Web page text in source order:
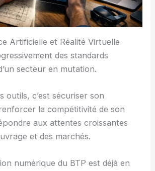
Artificielle et Réalité Virtuelle
des standards
secteur en mutation.
outils, c’est sécuriser son
la compétitivité de son
aux attentes croissantes
et des marchés.
numérique du BTP est déjà en